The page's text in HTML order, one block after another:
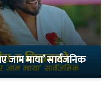
माया’ सार्वजनिक